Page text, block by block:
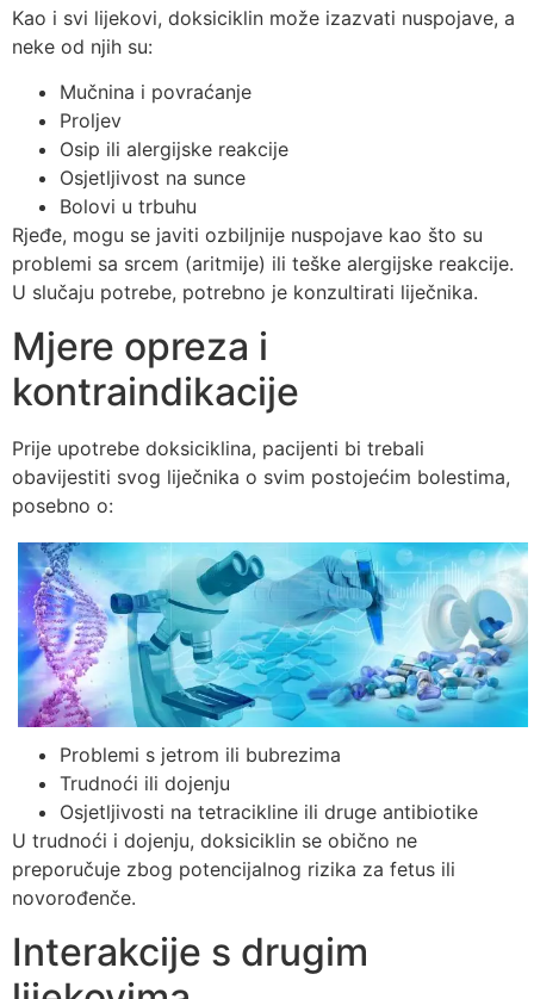
Kao i svi lijekovi, doksiciklin može izazvati nuspojave, a
neke od njih su:
Mučnina i povraćanje
Proljev
Osip ili alergijske reakcije
Osjetljivost na sunce
Bolovi u trbuhu
Rjeđe, mogu se javiti ozbiljnije nuspojave kao što su
problemi sa srcem (aritmije) ili teške alergijske reakcije.
U slučaju potrebe, potrebno je konzultirati liječnika.
Mjere opreza i
kontraindikacije
Prije upotrebe doksiciklina, pacijenti bi trebali
obavijestiti svog liječnika o svim postojećim bolestima,
posebno o:
Problemi s jetrom ili bubrezima
Trudnoći ili dojenju
Osjetljivosti na tetracikline ili druge antibiotike
U trudnoći i dojenju, doksiciklin se obično ne
preporučuje zbog potencijalnog rizika za fetus ili
novorođenče.
Interakcije s drugim